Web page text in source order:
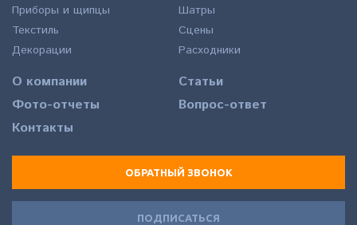
Приборы и щипцы
Текстиль
Декорации
Шатры
Сцены
Расходники
О компании
Статьи
Фото-отчеты
Вопрос-ответ
Контакты
ОБРАТНЫЙ ЗВОНОК
ПОДПИСАТЬСЯ